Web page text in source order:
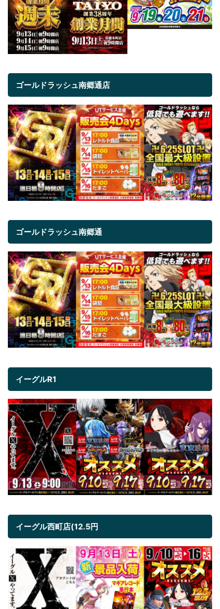
ゴールドラッシュ南郷通店
ゴールドラッシュ南郷通
イーグルR1
イーグル西町店(12.5円